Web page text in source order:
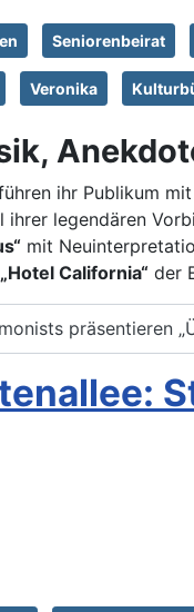
Seniorenbeirat
Veronika
ihr Publikum
legendären
mit
„Hotel California“ der
präsentieren